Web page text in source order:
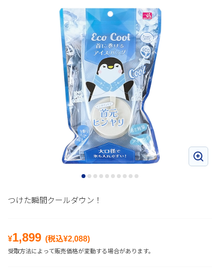
つけた瞬間クールダウン！
¥1,899 (税込¥2,088)
受取方法によって販売価格が変動する場合があります。